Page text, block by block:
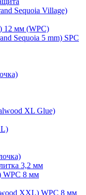
Sequoia Village)
12 мм (WPC)
Sequoia 5 mm) SPC
XL Glue)
3,2 мм
WPC 8 мм
XXL) WPC 8 мм